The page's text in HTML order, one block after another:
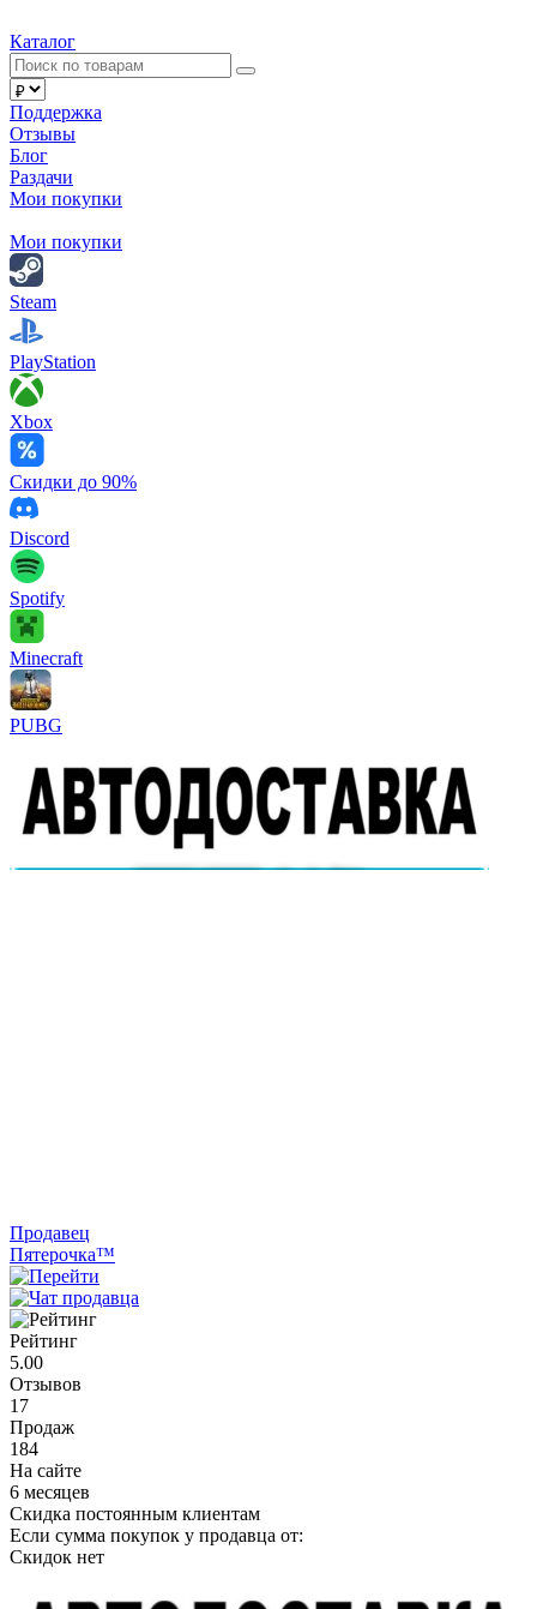
Каталог
Поддержка
Отзывы
Блог
Раздачи
Мои покупки
Мои покупки
Steam
PlayStation
Xbox
Скидки до 90%
Discord
Spotify
Minecraft
PUBG
Продавец
Пятерочка™
Рейтинг
5.00
Отзывов
17
Продаж
184
На сайте
6 месяцев
Скидка постоянным клиентам
Если сумма покупок у продавца от:
Скидок нет